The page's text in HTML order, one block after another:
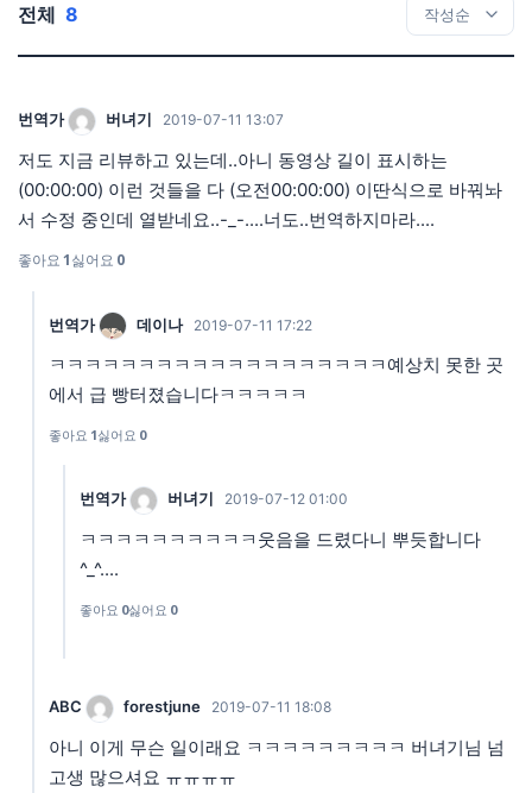
전체 8
번역가 버녀기 2019-07-11 13:07
저도 지금 리뷰하고 있는데..아니 동영상 길이 표시하는
(00:00:00) 이런 것들을 다 (오전00:00:00) 이딴식으로 바꿔놔
서 수정 중인데 열받네요..-_-....너도..번역하지마라....
좋아요1싫어요 0
번역가 데이나 2019-07-11 17:22
ㅋㅋㅋㅋㅋㅋㅋㅋㅋㅋㅋㅋㅋㅋㅋㅋㅋㅋㅋ예상치 못한 곳
에서 급 빵터졌습니다ㅋㅋㅋㅋㅋ
좋아요 1싫어요 0
번역가 버녀기 2019-07-12 01:00
ㅋㅋㅋㅋㅋㅋㅋㅋㅋㅋ웃음을 드렸다니 뿌듯합니다
^_^....
좋아요 0싫어요 0
ABC forestjune 2019-07-11 18:08
아니 이게 무슨 일이래요 ㅋㅋㅋㅋㅋㅋㅋㅋㅋ 버녀기님 넘
고생 많으셔요 ㅠㅠㅠㅠ